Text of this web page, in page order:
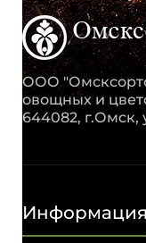
ООО
овощных и
644082, г.Омск,
Информация